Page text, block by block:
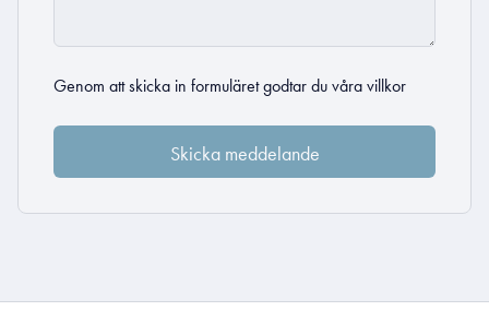
Genom att skicka in formuläret godtar du våra villkor